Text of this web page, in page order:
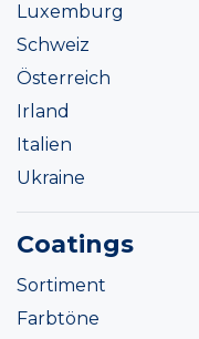
Luxemburg
Schweiz
Österreich
Irland
Italien
Ukraine
Coatings
Sortiment
Farbtöne